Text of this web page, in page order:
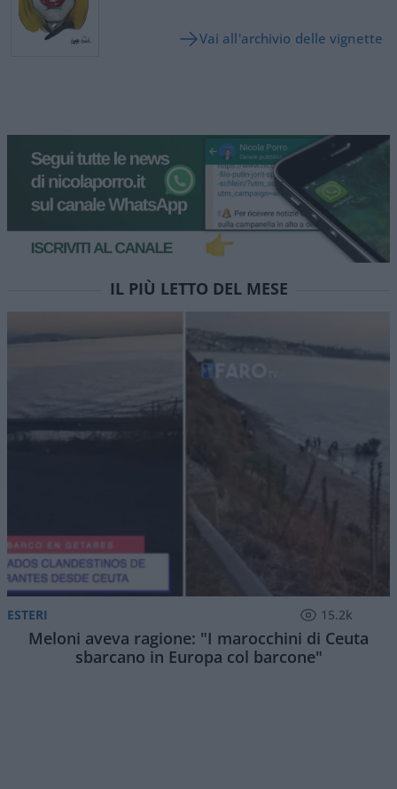
Vai all'archivio delle vignette
IL PIÙ LETTO DEL MESE
ESTERI 15.2k
Meloni aveva ragione: "I marocchini di Ceuta
sbarcano in Europa col barcone"